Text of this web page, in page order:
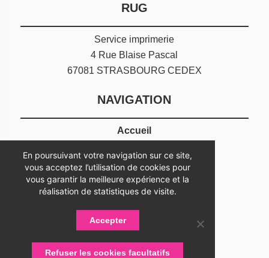
RUG
Service imprimerie
4 Rue Blaise Pascal
67081 STRASBOURG CEDEX
NAVIGATION
Accueil
Présentation
Devenir adhérent
Statuts
Partenaires
Nos partenaires
Devenir partenaire
En poursuivant votre navigation sur ce site,
vous acceptez l’utilisation de cookies pour
vous garantir la meilleure expérience et la
réalisation de statistiques de visite.
Accepter
Refuser les cookies facultatifs